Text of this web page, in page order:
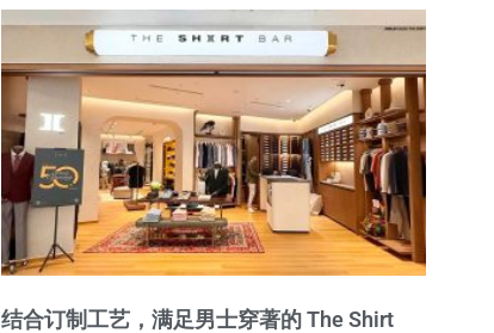
结合订制工艺，满足男士穿著的 The Shirt